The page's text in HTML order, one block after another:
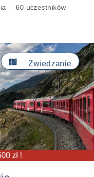
60 uczestników
zł !
Zwiedzanie
